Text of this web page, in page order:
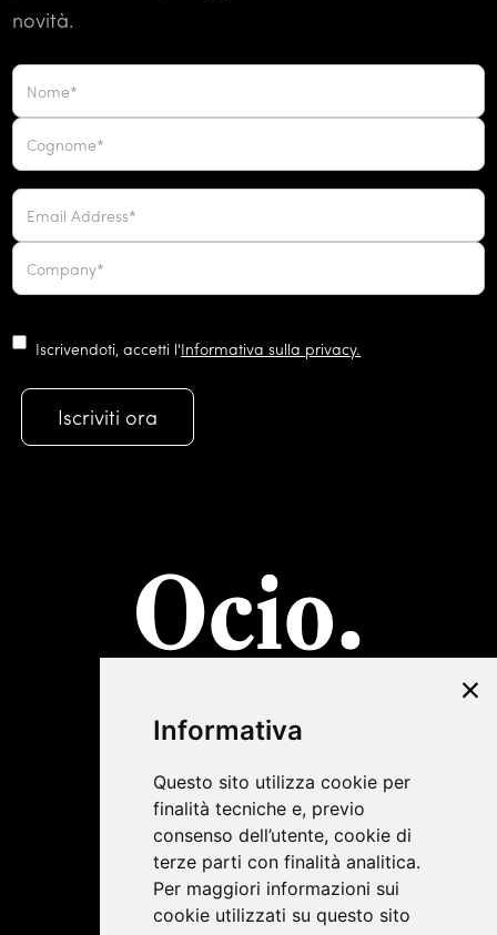
Informativa
Questo sito utilizza cookie per
finalità tecniche e, previo
consenso dell’utente, cookie di
terze parti con finalità analitica.
Per maggiori informazioni sui
cookie utilizzati su questo sito
novità.
Iscrivendoti, accetti l'Informativa sulla privacy.
Privacy Policy | Cookie Policy